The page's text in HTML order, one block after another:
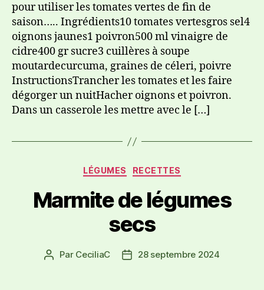
pour utiliser les tomates vertes de fin de
saison….. Ingrédients10 tomates vertesgros sel4
oignons jaunes1 poivron500 ml vinaigre de
cidre400 gr sucre3 cuillères à soupe
moutardecurcuma, graines de céleri, poivre
InstructionsTrancher les tomates et les faire
dégorger un nuitHacher oignons et poivron.
Dans un casserole les mettre avec le […]
LÉGUMES RECETTES
Marmite de légumes
secs
Par CeciliaC 28 septembre 2024